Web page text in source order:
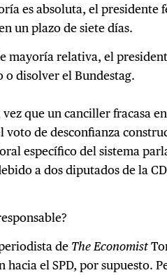
es absoluta, el presidente
un plazo de siete días.
mayoría relativa, el
o disolver el Bundestag.
vez que un canciller fracasa
voto de desconfianza
específico del sistema
a dos diputados de la
de The Economist
hacia el SPD, por supuesto.